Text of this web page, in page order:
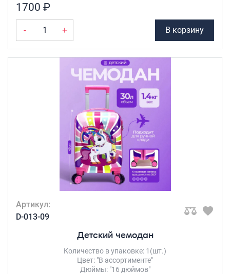
1700 ₽
- + В корзину
Артикул:
D-013-09
Детский чемодан
Количество в упаковке: 1(шт.)
Цвет: "В ассортименте"
Дюймы: "16 дюймов"